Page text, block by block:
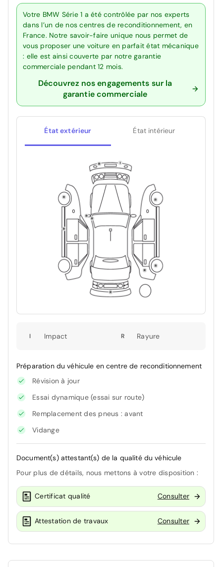
Votre BMW Série 1 a été contrôlée par nos experts
dans l’un de nos centres de reconditionnement, en
France. Notre savoir-faire unique nous permet de
vous proposer une voiture en parfait état mécanique
: elle est ainsi couverte par notre garantie
commerciale pendant 12 mois.
Découvrez nos engagements sur la
garantie commerciale
État extérieur État intérieur
I Impact R Rayure
Préparation du véhicule en centre de reconditionnement
Révision à jour
Essai dynamique (essai sur route)
Remplacement des pneus : avant
Vidange
Document(s) attestant(s) de la qualité du véhicule
Pour plus de détails, nous mettons à votre disposition :
Certificat qualité Consulter
Attestation de travaux Consulter